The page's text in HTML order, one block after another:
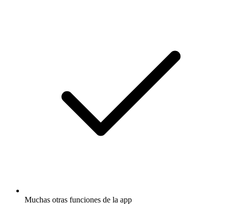
Muchas otras funciones de la app